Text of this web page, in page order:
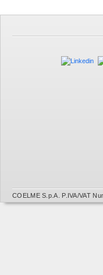
COELME S.p.A. P.IVA/VAT